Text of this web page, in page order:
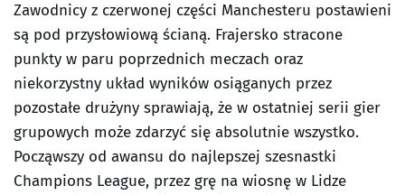
Zawodnicy z czerwonej części Manchesteru postawieni
są pod przysłowiową ścianą. Frajersko stracone
punkty w paru poprzednich meczach oraz
niekorzystny układ wyników osiąganych przez
pozostałe drużyny sprawiają, że w ostatniej serii gier
grupowych może zdarzyć się absolutnie wszystko.
Począwszy od awansu do najlepszej szesnastki
Champions League, przez grę na wiosnę w Lidze